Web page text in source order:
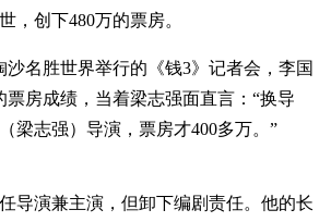
，创下480万的票房。
沙名胜世界举行的《钱3》记者会，李国
票房成绩，当着梁志强面直言：“换导
梁志强）导演，票房才400多万。”
导演兼主演，但卸下编剧责任。他的长